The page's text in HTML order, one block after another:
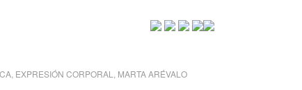
EXPRESIÓN CORPORAL MARTA ARÉVALO